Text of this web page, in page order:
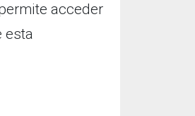
acceder
esta